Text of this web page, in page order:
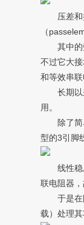
压差和接
（
其中的旁
不过它大
和等效串联
长期以来
用。
除了简单
型的3引脚
线性稳压
联电阻器
于是在图
载）处理